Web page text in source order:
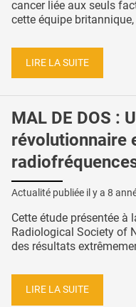
cancer liée aux seuls
cette équipe
LIRE LA SUITE
MAL DE DOS :
révolutionnaire
Actualité publiée il y a 8
Cette étude présentée à
Radiological Society of
des résultats
LIRE LA SUITE